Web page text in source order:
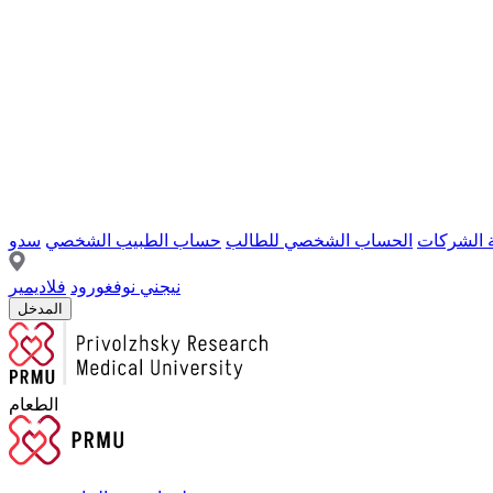
الشركات الحساب الشخصي للطالب حساب الطبيب الشخصي سدو
نيجني نوفغورود فلاديمير
المدخل
الطعام